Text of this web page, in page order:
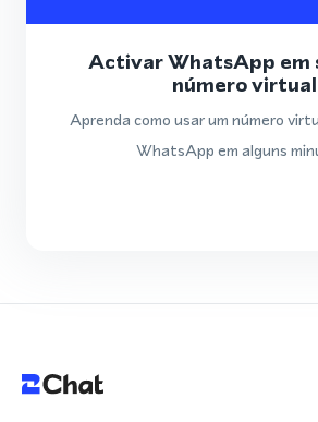
Activar WhatsApp em
número virtual
Aprenda como usar um número
WhatsApp em alguns